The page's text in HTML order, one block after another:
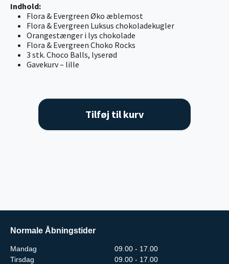
Indhold:
Flora & Evergreen Øko æblemost
Flora & Evergreen Luksus chokoladekugler
Orangestænger i lys chokolade
Flora & Evergreen Choko Rocks
3 stk. Choco Balls, lyserød
Gavekurv – lille
Tilføj til kurv
Normale Åbningstider
Mandag
09.00 - 17.00
Tirsdag
09.00 - 17.00